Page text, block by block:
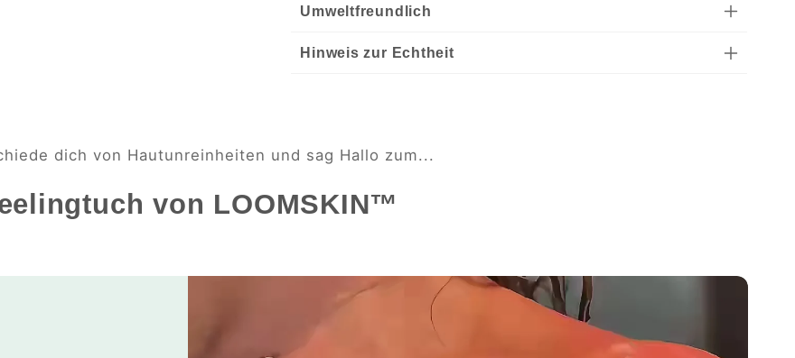
Umweltfreundlich
Hinweis zur Echtheit
dich von Hautunreinheiten und sag Hallo zum...
von LOOMSKIN™